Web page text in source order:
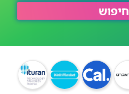
חיפוש